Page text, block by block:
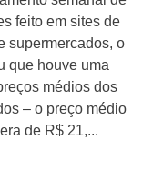
feito em sites de
supermercados, o
que houve uma
médios dos
– o preço médio
de R$ 21,...